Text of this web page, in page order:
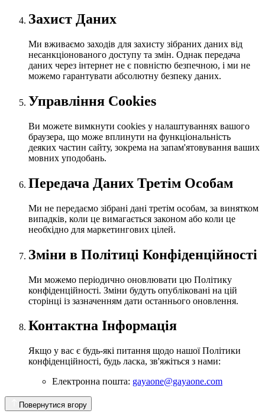
Захист Даних
Ми вживаємо заходів для захисту зібраних даних від
несанкціонованого доступу та змін. Однак передача
даних через інтернет не є повністю безпечною, і ми не
можемо гарантувати абсолютну безпеку даних.
Управління Cookies
Ви можете вимкнути cookies у налаштуваннях вашого
браузера, що може вплинути на функціональність
деяких частин сайту, зокрема на запам'ятовування ваших
мовних уподобань.
Передача Даних Третім Особам
Ми не передаємо зібрані дані третім особам, за винятком
випадків, коли це вимагається законом або коли це
необхідно для маркетингових цілей.
Зміни в Політиці Конфіденційності
Ми можемо періодично оновлювати цю Політику
конфіденційності. Зміни будуть опубліковані на цій
сторінці із зазначенням дати останнього оновлення.
Контактна Інформація
Якщо у вас є будь-які питання щодо нашої Політики
конфіденційності, будь ласка, зв'яжіться з нами:
Електронна пошта: gayaone@gayaone.com
Повернутися вгору